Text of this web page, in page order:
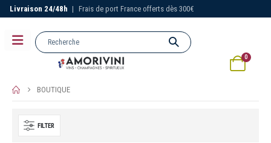
Livraison 24/48h | Frais de port France offerts dès 300€
0
BOUTIQUE
FILTER